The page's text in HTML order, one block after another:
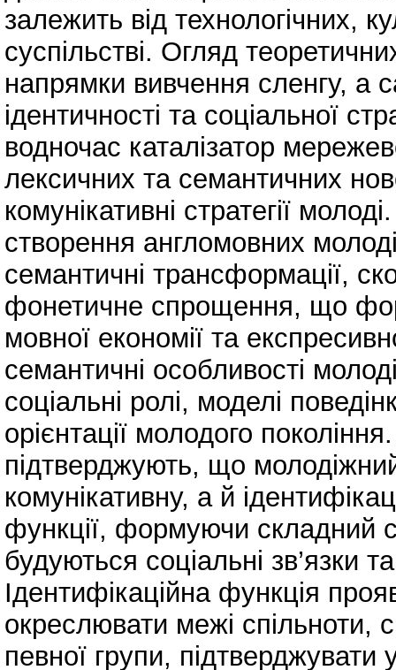
залежить від технологічних,
суспільстві. Огляд
напрямки вивчення сленгу, а
ідентичності та соціальної
водночас каталізатор
лексичних та семантичних
комунікативні стратегії
створення англомовних
семантичні трансформації,
фонетичне спрощення, що
мовної економії та
семантичні особливості
соціальні ролі, моделі
орієнтації молодого
підтверджують, що
комунікативну, а й
функції, формуючи складний
будуються соціальні зв’язки
Ідентифікаційна функція
окреслювати межі спільноти,
певної групи, підтверджувати